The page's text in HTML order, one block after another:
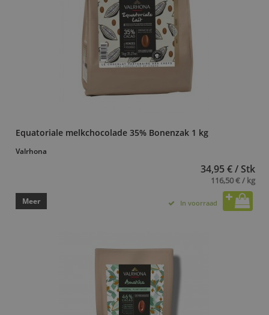
Equatoriale melkchocolade 35% Bonenzak 1 kg
Valrhona
34,95 € / Stk
116,50 € / kg
Meer In voorraad